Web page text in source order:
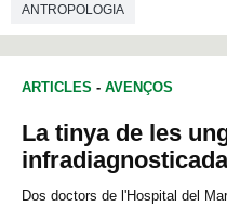
ANTROPOLOGIA
ARTICLES - AVENÇOS
La tinya de les
Dos doctors de l'Hospital del